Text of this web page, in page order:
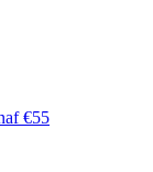
€55